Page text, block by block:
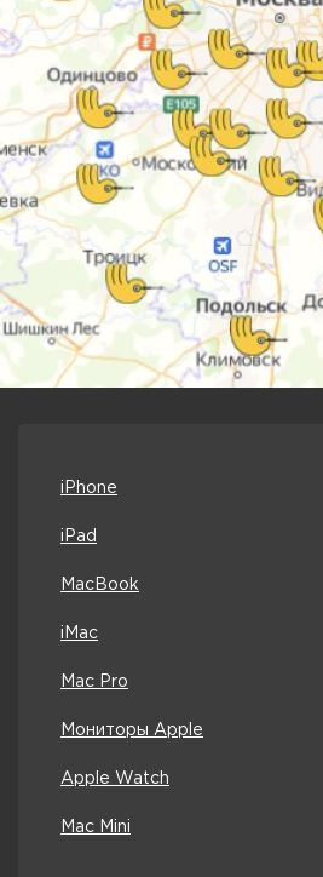
iPhone
iPad
MacBook
iMac
Mac Pro
Мониторы Apple
Apple Watch
Mac Mini